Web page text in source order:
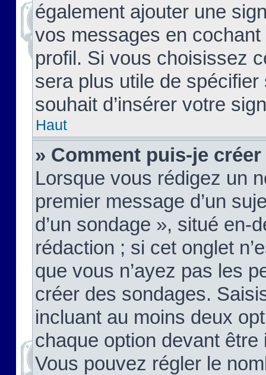
également ajouter une
vos messages en
profil. Si vous choisissez
sera plus utile de
souhait d’insérer votre
Haut
» Comment puis-je
Lorsque vous rédigez un
premier message d’un
d’un sondage », situé en-
rédaction ; si cet onglet
que vous n’ayez pas les
créer des sondages.
incluant au moins deux
chaque option devant
Vous pouvez régler le